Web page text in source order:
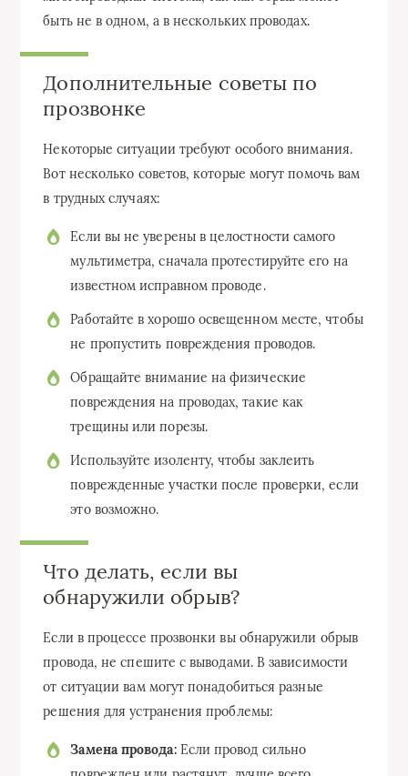
быть не в одном, а в нескольких проводах.
Дополнительные советы по
прозвонке
Некоторые ситуации требуют особого внимания.
Вот несколько советов, которые могут помочь вам
в трудных случаях:
Если вы не уверены в целостности самого
мультиметра, сначала протестируйте его на
известном исправном проводе.
Работайте в хорошо освещенном месте, чтобы
не пропустить повреждения проводов.
Обращайте внимание на физические
повреждения на проводах, такие как
трещины или порезы.
Используйте изоленту, чтобы заклеить
поврежденные участки после проверки, если
это возможно.
Что делать, если вы
обнаружили обрыв?
Если в процессе прозвонки вы обнаружили обрыв
провода, не спешите с выводами. В зависимости
от ситуации вам могут понадобиться разные
решения для устранения проблемы:
Замена провода:Если провод сильно